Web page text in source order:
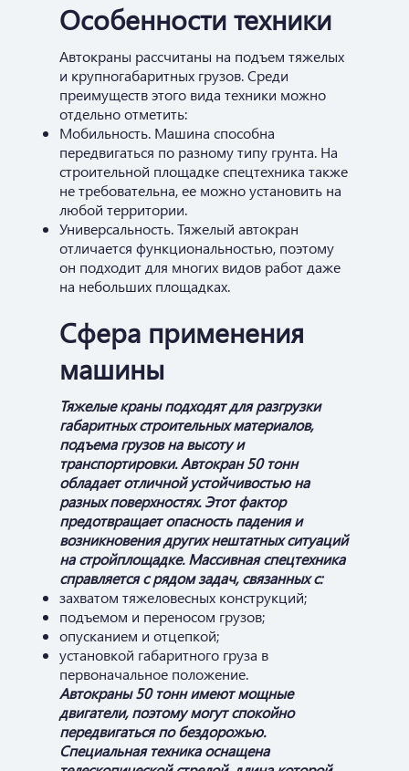
Особенности техники
Автокраны рассчитаны на подъем тяжелых
и крупногабаритных грузов. Среди
преимуществ этого вида техники можно
отдельно отметить:
Мобильность. Машина способна
передвигаться по разному типу грунта. На
строительной площадке спецтехника также
не требовательна, ее можно установить на
любой территории.
Универсальность. Тяжелый автокран
отличается функциональностью, поэтому
он подходит для многих видов работ даже
на небольших площадках.
Сфера применения
машины
Тяжелые краны подходят для разгрузки
габаритных строительных материалов,
подъема грузов на высоту и
транспортировки. Автокран 50 тонн
обладает отличной устойчивостью на
разных поверхностях. Этот фактор
предотвращает опасность падения и
возникновения других нештатных ситуаций
на стройплощадке. Массивная спецтехника
справляется с рядом задач, связанных с:
захватом тяжеловесных конструкций;
подъемом и переносом грузов;
опусканием и отцепкой;
установкой габаритного груза в
первоначальное положение.
Автокраны 50 тонн имеют мощные
двигатели, поэтому могут спокойно
передвигаться по бездорожью.
Специальная техника оснащена